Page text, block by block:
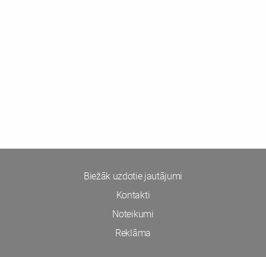
Biežāk uzdotie jautājumi
Kontakti
Noteikumi
Reklāma